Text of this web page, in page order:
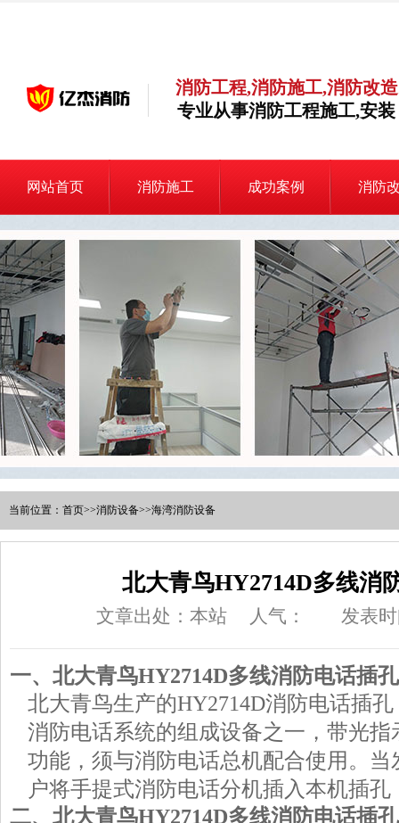
消防工程,消防施工,消防改造
专业从事消防工程施工,安装
网站首页 消防施工 成功案例 消防
当前位置： 首页>>消防设备>>海湾消防设备
北大青鸟HY2714D多线消
文章出处：本站 人气： 发表
一、北大青鸟HY2714D多线消防电话插
北大青鸟生产的HY2714D消防电话插孔
消防电话系统的组成设备之一，带光
功能，须与消防电话总机配合使用。
户将手提式消防电话分机插入本机插
二、北大青鸟HY2714D多线消防电话插